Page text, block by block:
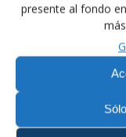
presente al fondo
de
entradas
Anterior:
La Federación
de Lucha en